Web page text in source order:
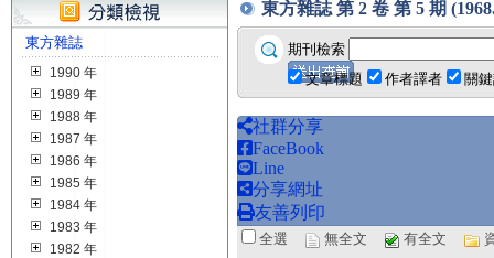
東方雜誌
1990 年
1989 年
1988 年
1987 年
1986 年
1985 年
1984 年
1983 年
1982 年
東方雜誌 第 2 卷 第 5 期
期刊檢索
文章標題
作者譯者 關
社群分享
FaceBook
Line
分享網址
友善列印
全選 無全文 有全文